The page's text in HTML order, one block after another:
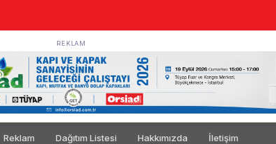
REKLAM
Reklam Dağıtım Listesi Hakkımızda İletişim